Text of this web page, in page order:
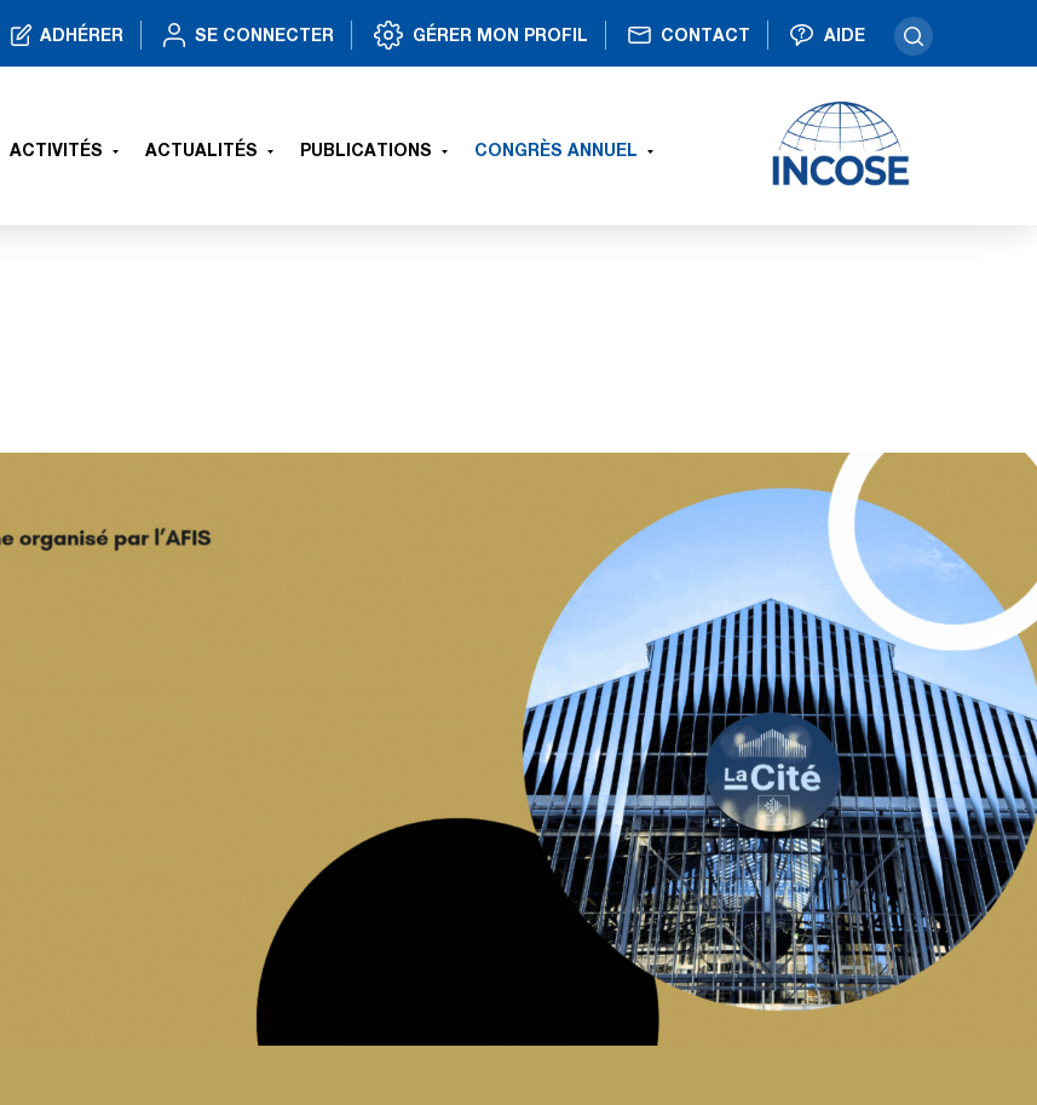
ADHÉRER SE CONNECTER GÉRER MON PROFIL CONTACT AIDE
ACTIVITÉS ACTUALITÉS PUBLICATIONS CONGRÈS ANNUEL